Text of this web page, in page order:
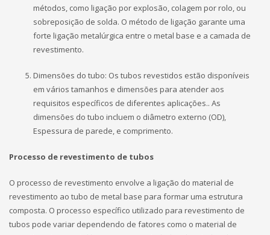
métodos, como ligação por explosão, colagem por rolo, ou
sobreposição de solda. O método de ligação garante uma
forte ligação metalúrgica entre o metal base e a camada de
revestimento.
Dimensões do tubo: Os tubos revestidos estão disponíveis
em vários tamanhos e dimensões para atender aos
requisitos específicos de diferentes aplicações.. As
dimensões do tubo incluem o diâmetro externo (OD),
Espessura de parede, e comprimento.
Processo de revestimento de tubos
O processo de revestimento envolve a ligação do material de
revestimento ao tubo de metal base para formar uma estrutura
composta. O processo específico utilizado para revestimento de
tubos pode variar dependendo de fatores como o material de